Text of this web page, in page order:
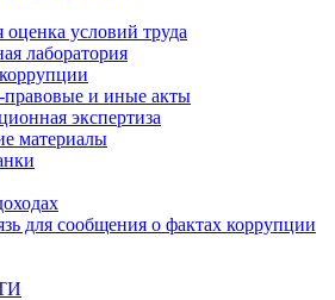
условий труда
лаборатория
и иные акты
экспертиза
материалы
для сообщения о фактах коррупции